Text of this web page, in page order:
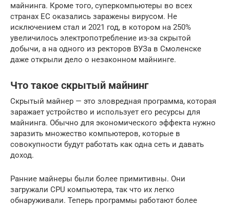
майнинга. Кроме того, суперкомпьютеры во всех
странах ЕС оказались заражены вирусом. Не
исключением стал и 2021 год, в котором на 250%
увеличилось электропотребление из-за скрытой
добычи, а на одного из ректоров ВУЗа в Смоленске
даже открыли дело о незаконном майнинге.
Что такое скрытый майнинг
Скрытый майнер — это зловредная программа, которая
заражает устройство и использует его ресурсы для
майнинга. Обычно для экономического эффекта нужно
заразить множество компьютеров, которые в
совокупности будут работать как одна сеть и давать
доход.
Ранние майнеры были более примитивны. Они
загружали CPU компьютера, так что их легко
обнаруживали. Теперь программы работают более